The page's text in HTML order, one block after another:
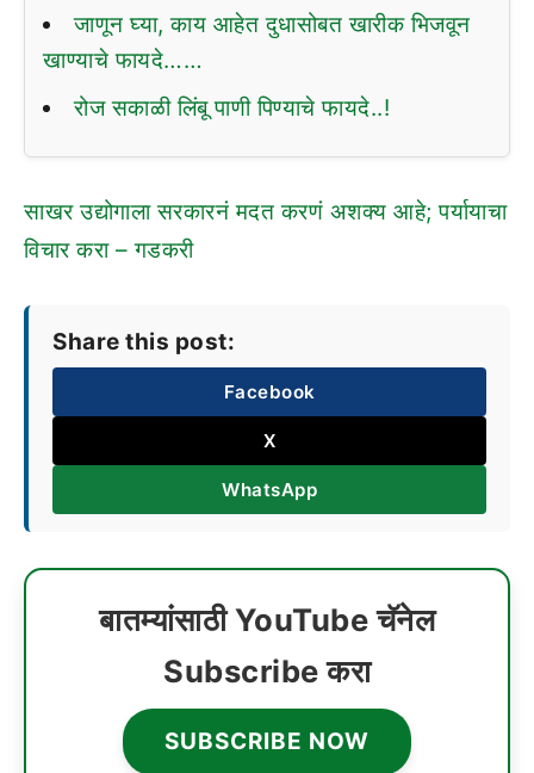
जाणून घ्या, काय आहेत दुधासोबत खारीक भिजवून
खाण्याचे फायदे……
रोज सकाळी लिंबू पाणी पिण्याचे फायदे..!
साखर उद्योगाला सरकारनं मदत करणं अशक्य आहे; पर्यायाचा
विचार करा – गडकरी
Share this post:
Facebook
X
WhatsApp
बातम्यांसाठी YouTube चॅनेल
Subscribe करा
SUBSCRIBE NOW